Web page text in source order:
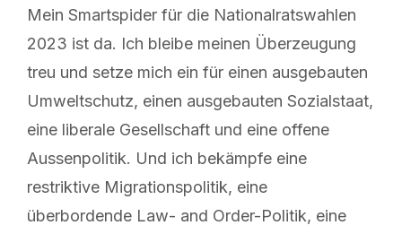
Mein Smartspider für die Nationalratswahlen
2023 ist da. Ich bleibe meinen Überzeugung
treu und setze mich ein für einen ausgebauten
Umweltschutz, einen ausgebauten Sozialstaat,
eine liberale Gesellschaft und eine offene
Aussenpolitik. Und ich bekämpfe eine
restriktive Migrationspolitik, eine
überbordende Law- and Order-Politik, eine